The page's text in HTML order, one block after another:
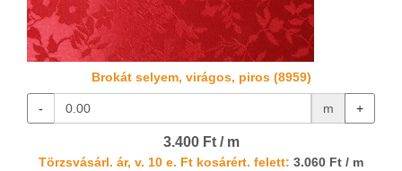
Brokát selyem, virágos, piros (8959)
- m +
3.400 Ft / m
Törzsvásárl. ár, v. 10 e. Ft kosárért. felett: 3.060 Ft / m